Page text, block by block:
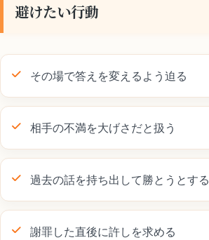
避けたい行動
その場で答えを変えるよう迫る
相手の不満を大げさだと扱う
過去の話を持ち出して勝とうとする
謝罪した直後に許しを求める